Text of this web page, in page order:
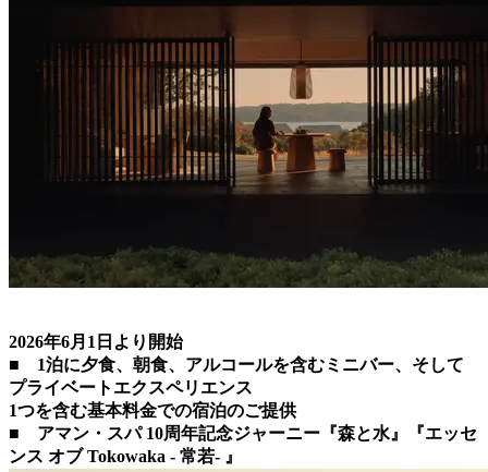
2026年6月1日より開始
■ 1泊に夕食、朝食、アルコールを含むミニバー、そして
プライベートエクスペリエンス
1つを含む基本料金での宿泊のご提供
■ アマン・スパ 10周年記念ジャーニー『森と水』『エッセ
ンス オブ Tokowaka - 常若- 』